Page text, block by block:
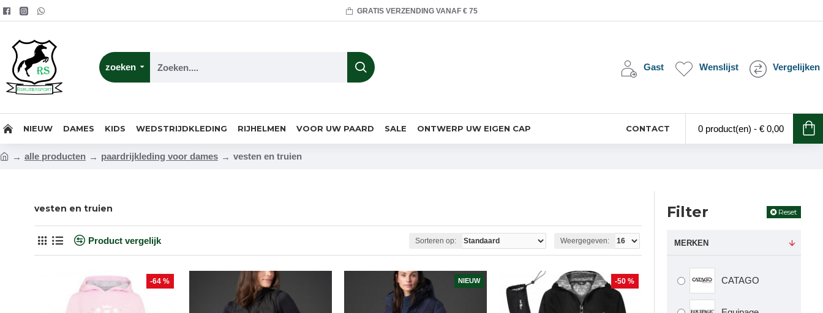
GRATIS VERZENDING VANAF € 75
zoeken Gast Wenslijst Vergelijken
NIEUW DAMES KIDS WEDSTRIJDKLEDING RIJHELMEN VOOR UW PAARD SALE ONTWERP UW EIGEN CAP CONTACT 0 product(en) - € 0,00
alle producten paardrijkleding voor dames vesten en truien
vesten en truien
Product vergelijk Sorteren op: Weergegeven:
-64 % NIEUW -50 %
Filter Reset
MERKEN
CATAGO